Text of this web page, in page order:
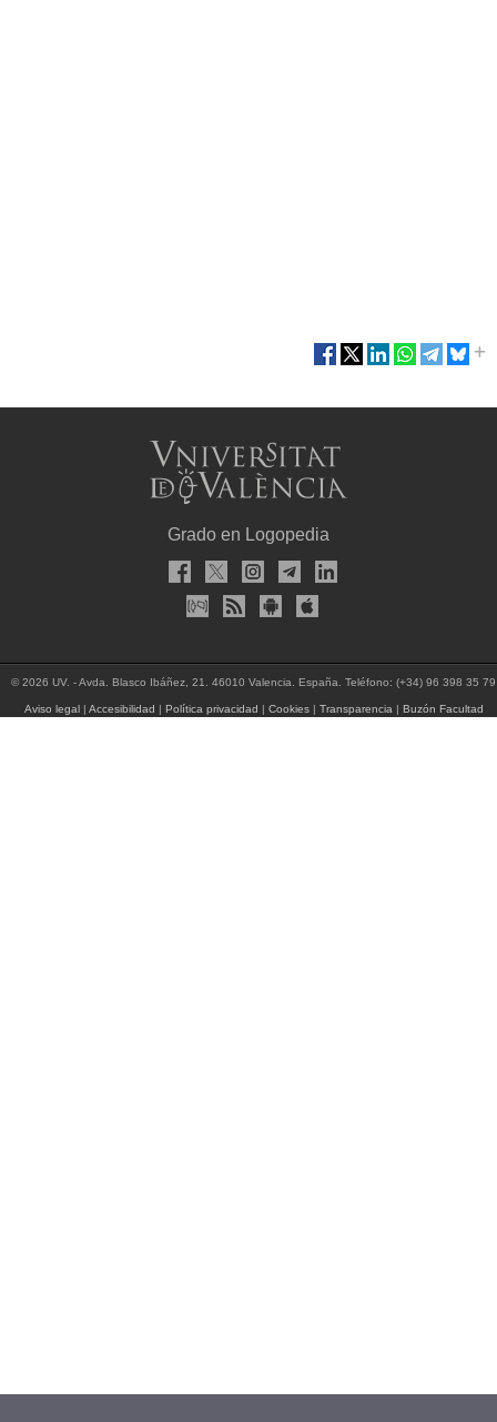
Grado en Logopedia
© 2026 UV. - Avda. Blasco Ibáñez, 21. 46010 Valencia. España. Teléfono: (+34) 96 398 35 79
Aviso legal| Accesibilidad | Política privacidad | Cookies| Transparencia | Buzón Facultad